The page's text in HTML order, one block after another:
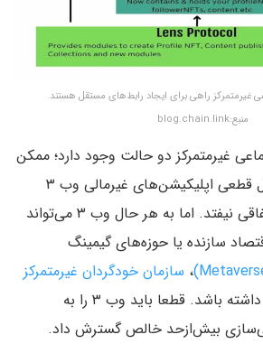
غیرمتمرکز راهی برای ایجاد رابط‌های مستقل هستند.
منبع:blog.chain.link
غیرمتمرکز دو حالت وجود دارد؛ ممکن
است این رسانه‌ها قاتل قطعی اپلیکیشن‌های غیرمالی وب ۳
باشند یا اصلا چنین اتفاقی نیفتد. اما به هر حال وب ۳ می‌تواند
سازنده یا حوزه‌های گیمینگ
، سازمان خودگردان غیرمتمرکز
یا سایر موارد داشته باشد. قطعا باید وب ۳ را به
بیش‌ازحد خالص گسترش داد.